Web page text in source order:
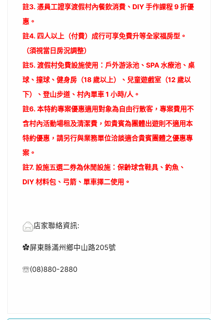
註3. 憑員工證享渡假村內餐飲消費、DIY 手作課程 9 折優
惠。
註4. 四人以上（付費）成行可享免費升等全家福房型。
（須視當日房況調整）
註5. 渡假村免費設施使用：戶外游泳池、SPA 水療池、桌
球、撞球、健身房（18 歲以上）、兒童遊戲室（12 歲以
下）、登山步道、村內單車 1 小時/人。
註6. 本特約專案優惠適用對象為自由行散客，專案費用不
含村內活動場租及清潔費，如貴賓為團體出遊則不適用本
特約優惠，請另行與業務單位洽談適合貴賓團體之優惠專
案。
註7. 設施五選二券為休閒設施：保齡球含鞋具、釣魚、
DIY 材料包、弓箭、單車擇二使用。
店家聯絡資訊:
✿屏東縣滿州鄉中山路205號
☏(08)880-2880